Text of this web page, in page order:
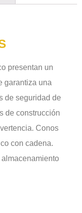
presentan un
garantiza una
de seguridad de
de construcción
Conos
con cadena.